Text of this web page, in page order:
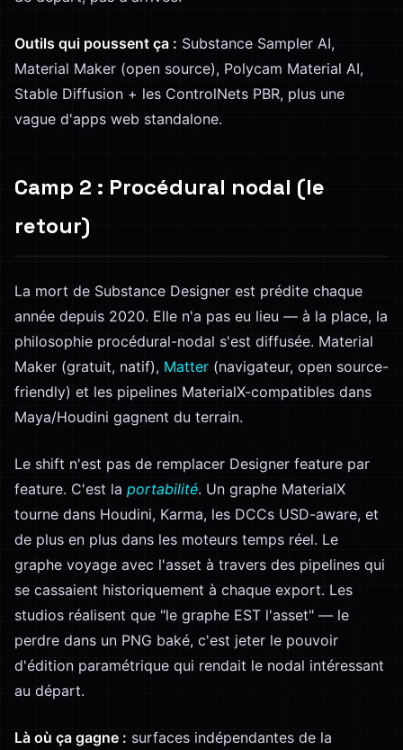
Outils qui poussent ça : Substance Sampler AI,
Material Maker (open source), Polycam Material AI,
Stable Diffusion + les ControlNets PBR, plus une
vague d'apps web standalone.
Camp 2 : Procédural nodal (le
retour)
La mort de Substance Designer est prédite chaque
année depuis 2020. Elle n'a pas eu lieu — à la place, la
philosophie procédural-nodal s'est diffusée. Material
Maker (gratuit, natif), Matter (navigateur, open source-
friendly) et les pipelines MaterialX-compatibles dans
Maya/Houdini gagnent du terrain.
Le shift n'est pas de remplacer Designer feature par
feature. C'est la portabilité. Un graphe MaterialX
tourne dans Houdini, Karma, les DCCs USD-aware, et
de plus en plus dans les moteurs temps réel. Le
graphe voyage avec l'asset à travers des pipelines qui
se cassaient historiquement à chaque export. Les
studios réalisent que "le graphe EST l'asset" — le
perdre dans un PNG baké, c'est jeter le pouvoir
d'édition paramétrique qui rendait le nodal intéressant
au départ.
Là où ça gagne : surfaces indépendantes de la